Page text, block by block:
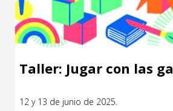
Taller: Jugar con las
12 y 13 de junio de 2025.